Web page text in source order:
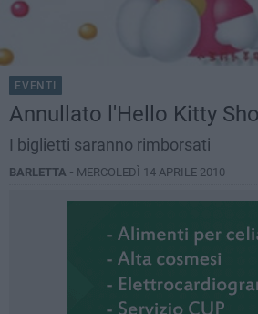
EVENTI
Annullato l'Hello Kitty
I biglietti saranno rimborsati
BARLETTA - MERCOLEDÌ 14 APRILE 2010